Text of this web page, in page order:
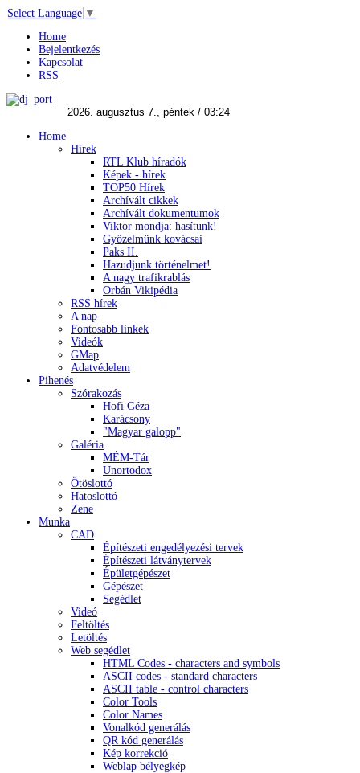
Select Language ▼
Home
Bejelentkezés
Kapcsolat
RSS
Home
Hírek
RTL Klub híradók
Képek - hírek
TOP50 Hírek
Archívált cikkek
Archívált dokumentumok
Viktor mondja: hasítunk!
Győzelmünk kovácsai
Paks II.
Hazudjunk történelmet!
A nagy trafikrablás
Orbán Vikipédia
RSS hírek
A nap
Fontosabb linkek
Videók
GMap
Adatvédelem
Pihenés
Szórakozás
Hofi Géza
Karácsony
"Magyar galopp"
Galéria
MÉM-Tár
Unortodox
Ötöslottó
Hatoslottó
Zene
Munka
CAD
Építészeti engedélyezési tervek
Építészeti látványtervek
Épületgépészet
Gépészet
Segédlet
Videó
Feltöltés
Letöltés
Web segédlet
HTML Codes - characters and symbols
ASCII codes - standard characters
ASCII table - control characters
Color Tools
Color Names
Vonalkód generálás
QR kód generálás
Kép korrekció
Weblap bélyegkép